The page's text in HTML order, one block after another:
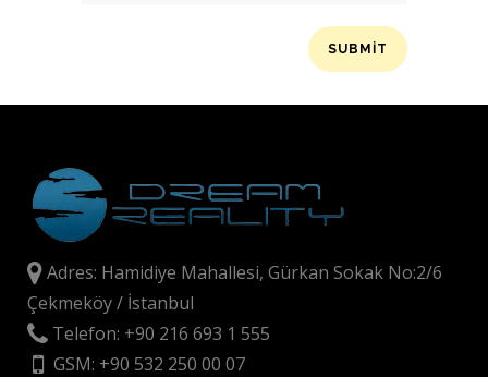
Adres: Hamidiye Mahallesi, Gürkan Sokak No:2/6
Çekmeköy / İstanbul
Telefon: +90 216 693 1 555
GSM: +90 532 250 00 07